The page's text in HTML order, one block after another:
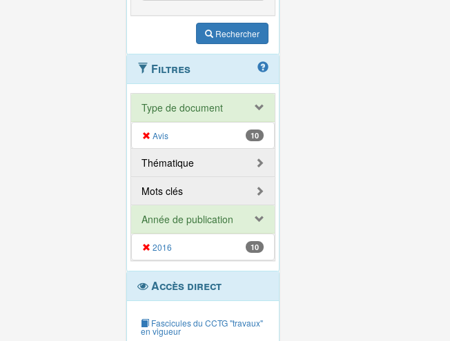
Rechercher
Filtres
Type de document
Avis 10
Thématique
Mots clés
Année de publication
2016 10
Accès direct
Fascicules du CCTG "travaux"
en vigueur